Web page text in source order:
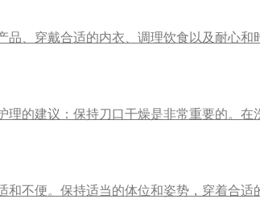
、穿戴合适的内衣、调理饮食以及耐心
的建议：保持刀口干燥是非常重要的。
不便。保持适当的体位和姿势，穿着合